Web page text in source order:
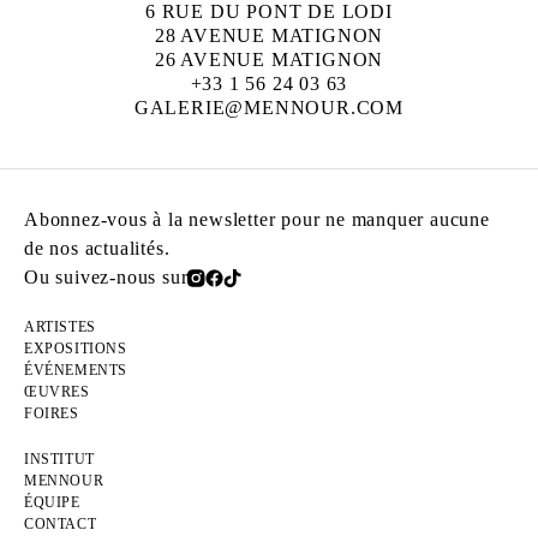
6 RUE DU PONT DE LODI
28 AVENUE MATIGNON
26 AVENUE MATIGNON
+33 1 56 24 03 63
GALERIE@MENNOUR.COM
Abonnez-vous à la newsletter pour ne manquer aucune
de nos actualités.
Ou suivez-nous sur
ARTISTES
EXPOSITIONS
ÉVÉNEMENTS
ŒUVRES
FOIRES
INSTITUT
MENNOUR
ÉQUIPE
CONTACT